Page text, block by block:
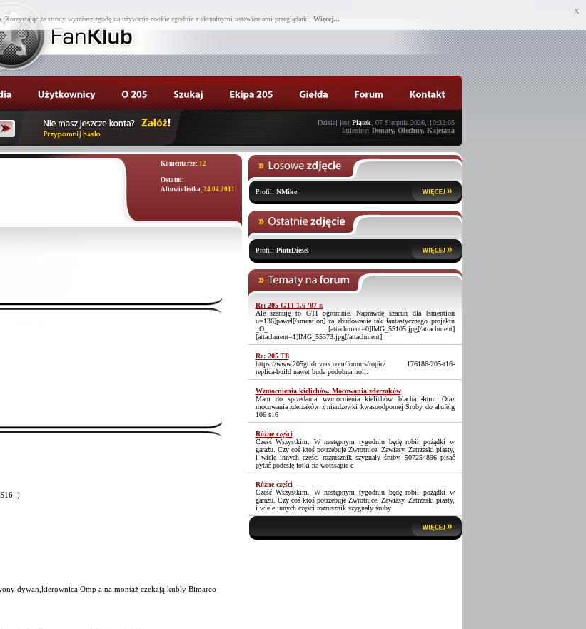
X
ze strony wyrażasz zgodę na używanie cookie zgodnie z aktualnymi ustawieniami przeglądarki. Więcej...
Dzisiaj jest Piątek , 07 Sierpnia 2026, 10:32:05
Imieniny: Donaty, Olechny, Kajetana
Komentarze: 12
Ostatni:
Altowiolistka, 24.04.2011
:)
dywan,kierownica Omp a na montaż czekają kubły Bimarco
Profil: NMike
Profil: PiotrDiesel
Re: 205 GTI 1.6 '87 r.
Ale szanuję to GTI ogromnie. Naprawdę szacun dla [smention
u=136]pawel[/smention] za zbudowanie tak fantastycznego projektu
_O_ [attachment=0]IMG_55105.jpg[/attachment]
[attachment=1]IMG_55373.jpg[/attachment]
Re: 205 T8
https://www.205gtidrivers.com/forums/topic/ 176186-205-t16-
replica-build nawet buda podobna :roll:
Wzmocnienia kielichów. Mocowania zderzaków
Mam do sprzedania wzmocnienia kielichów blacha 4mm Oraz
mocowania zderzaków z nierdzewki kwasoodpornej Śruby do alufelg
106 s16
Różne części
Cześć Wszystkim. W następnym tygodniu będę robił pożądki w
garażu. Czy coś ktoś potrzebuje Zwrotnice. Zawiasy. Zatrzaski piasty,
i wiele innych części rozrusznik szygnały śruby. 507254896 pisać
pytać podeślę fotki na wotssapie c
Różne części
Cześć Wszystkim. W następnym tygodniu będę robił pożądki w
garażu. Czy coś ktoś potrzebuje Zwrotnice. Zawiasy. Zatrzaski piasty,
i wiele innych części rozrusznik szygnały śruby